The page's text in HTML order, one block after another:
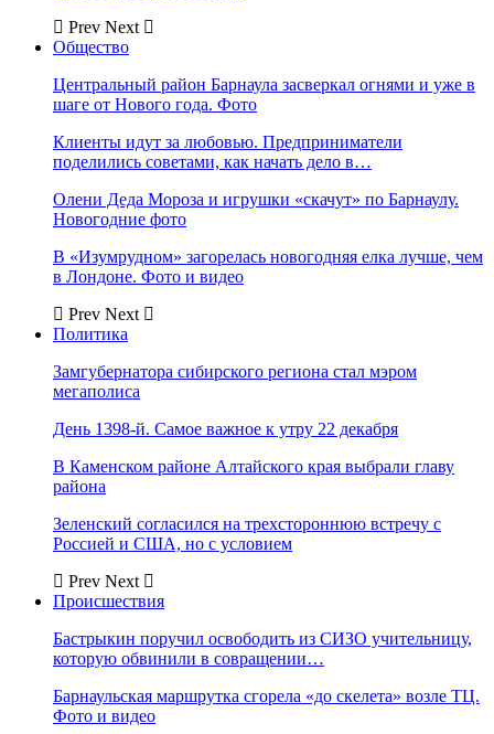
Prev Next
Общество
Центральный район Барнаула засверкал огнями и уже в
шаге от Нового года. Фото
Клиенты идут за любовью. Предприниматели
поделились советами, как начать дело в…
Олени Деда Мороза и игрушки «скачут» по Барнаулу.
Новогодние фото
В «Изумрудном» загорелась новогодняя елка лучше, чем
в Лондоне. Фото и видео
Prev Next
Политика
Замгубернатора сибирского региона стал мэром
мегаполиса
День 1398-й. Самое важное к утру 22 декабря
В Каменском районе Алтайского края выбрали главу
района
Зеленский согласился на трехстороннюю встречу с
Россией и США, но с условием
Prev Next
Происшествия
Бастрыкин поручил освободить из СИЗО учительницу,
которую обвинили в совращении…
Барнаульская маршрутка сгорела «до скелета» возле ТЦ.
Фото и видео